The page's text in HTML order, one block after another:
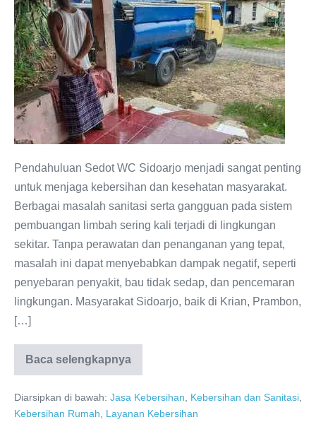
082120455455
Pendahuluan Sedot WC Sidoarjo menjadi sangat penting
untuk menjaga kebersihan dan kesehatan masyarakat.
Berbagai masalah sanitasi serta gangguan pada sistem
pembuangan limbah sering kali terjadi di lingkungan
sekitar. Tanpa perawatan dan penanganan yang tepat,
masalah ini dapat menyebabkan dampak negatif, seperti
penyebaran penyakit, bau tidak sedap, dan pencemaran
lingkungan. Masyarakat Sidoarjo, baik di Krian, Prambon,
[…]
Baca selengkapnya
SEDOT
WC
082120455455
Diarsipkan di bawah: Jasa Kebersihan Kebersihan dan Sanitasi
Kebersihan Rumah
Layanan Kebersihan